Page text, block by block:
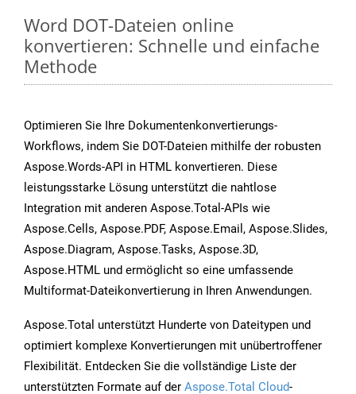
Word DOT-Dateien online
konvertieren: Schnelle und einfache
Methode
Optimieren Sie Ihre Dokumentenkonvertierungs-
Workflows, indem Sie DOT-Dateien mithilfe der robusten
Aspose.Words-API in HTML konvertieren. Diese
leistungsstarke Lösung unterstützt die nahtlose
Integration mit anderen Aspose.Total-APIs wie
Aspose.Cells, Aspose.PDF, Aspose.Email, Aspose.Slides,
Aspose.Diagram, Aspose.Tasks, Aspose.3D,
Aspose.HTML und ermöglicht so eine umfassende
Multiformat-Dateikonvertierung in Ihren Anwendungen.
Aspose.Total unterstützt Hunderte von Dateitypen und
optimiert komplexe Konvertierungen mit unübertroffener
Flexibilität. Entdecken Sie die vollständige Liste der
unterstützten Formate auf der Aspose.Total Cloud-